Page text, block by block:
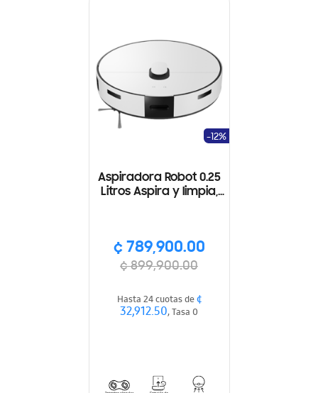
Aspiradora Robot 0.25
Litros Aspira y limpia,
Reconocimiento de voz
¢ 789,900.00
¢ 899,900.00
-12%
Hasta 24 cuotas de¢
32,912.50, Tasa 0